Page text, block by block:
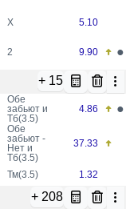
X 5.10
2 9.90 ●
+ 15
Обе
забьют и
Тб(3.5)
4.86 ●
Обе
забьют -
Нет и
Тб(3.5)
37.33
Тм(3.5) 1.32
+ 208